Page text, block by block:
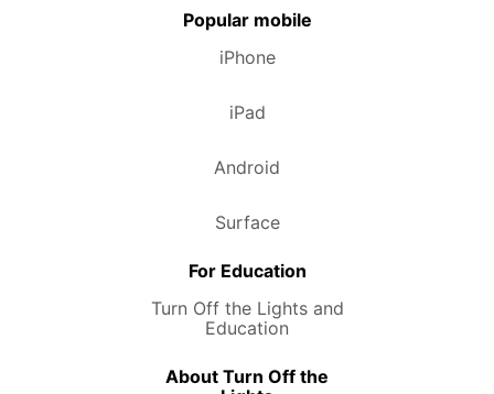
Popular mobile
iPhone
iPad
Android
Surface
For Education
Turn Off the Lights and
Education
About Turn Off the